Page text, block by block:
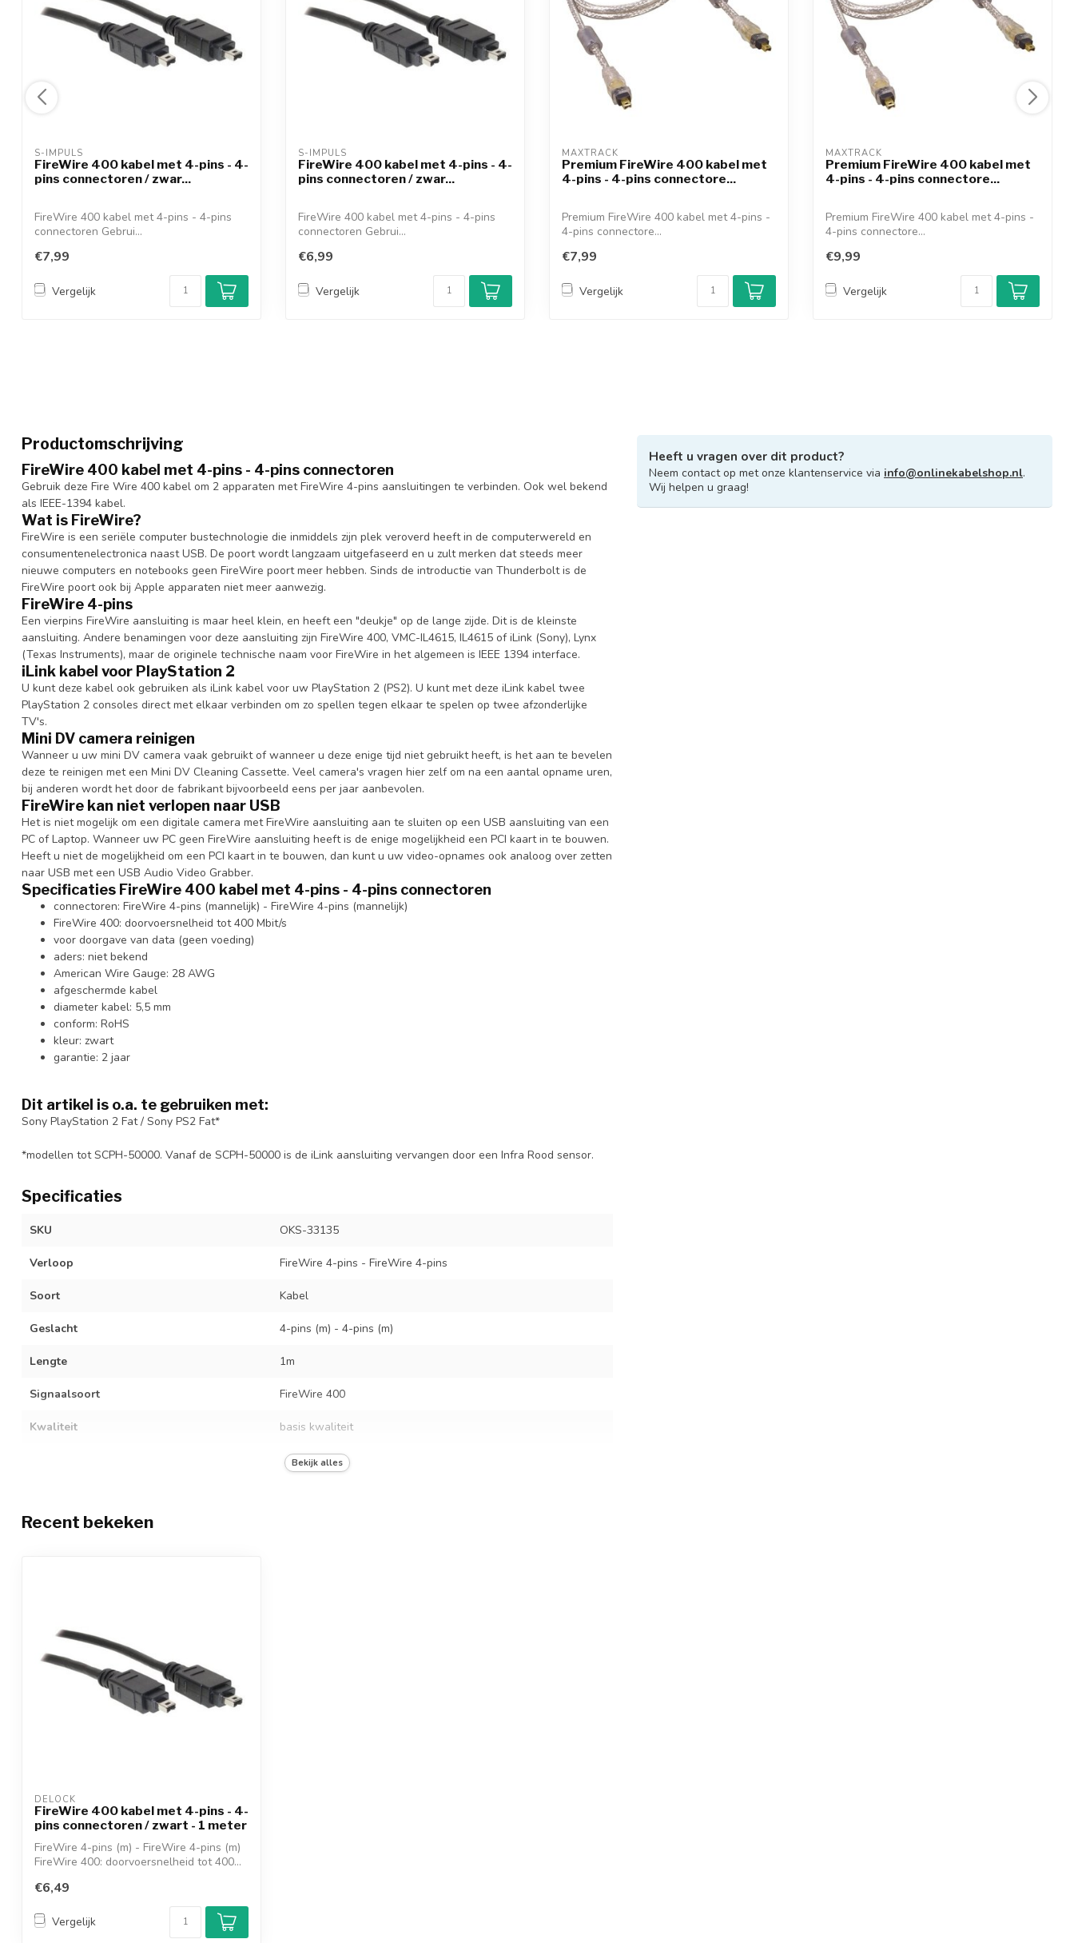
S-IMPULS
FireWire 400 kabel met 4-pins - 4-
pins connectoren / zwar...
FireWire 400 kabel met 4-pins - 4-pins
connectoren Gebrui...
€7,99
Vergelijk
S-IMPULS
FireWire 400 kabel met 4-pins - 4-
pins connectoren / zwar...
FireWire 400 kabel met 4-pins - 4-pins
connectoren Gebrui...
€6,99
Vergelijk
MAXTRACK
Premium FireWire 400 kabel met
4-pins - 4-pins connectore...
Premium FireWire 400 kabel met 4-pins -
4-pins connectore...
€7,99
Vergelijk
MAXTRACK
Premium FireWire 400 kabel met
4-pins - 4-pins connectore...
Premium FireWire 400 kabel met 4-pins -
4-pins connectore...
€9,99
Vergelijk
Productomschrijving
FireWire 400 kabel met 4-pins - 4-pins connectoren
Gebruik deze Fire Wire 400 kabel om 2 apparaten met FireWire 4-pins aansluitingen te verbinden. Ook wel bekend
als IEEE-1394 kabel.
Wat is FireWire?
FireWire is een seriële computer bustechnologie die inmiddels zijn plek veroverd heeft in de computerwereld en
consumentenelectronica naast USB. De poort wordt langzaam uitgefaseerd en u zult merken dat steeds meer
nieuwe computers en notebooks geen FireWire poort meer hebben. Sinds de introductie van Thunderbolt is de
FireWire poort ook bij Apple apparaten niet meer aanwezig.
FireWire 4-pins
Een vierpins FireWire aansluiting is maar heel klein, en heeft een "deukje" op de lange zijde. Dit is de kleinste
aansluiting. Andere benamingen voor deze aansluiting zijn FireWire 400, VMC-IL4615, IL4615 of iLink (Sony), Lynx
(Texas Instruments), maar de originele technische naam voor FireWire in het algemeen is IEEE 1394 interface.
iLink kabel voor PlayStation 2
U kunt deze kabel ook gebruiken als iLink kabel voor uw PlayStation 2 (PS2). U kunt met deze iLink kabel twee
PlayStation 2 consoles direct met elkaar verbinden om zo spellen tegen elkaar te spelen op twee afzonderlijke
TV's.
Mini DV camera reinigen
Wanneer u uw mini DV camera vaak gebruikt of wanneer u deze enige tijd niet gebruikt heeft, is het aan te bevelen
deze te reinigen met een Mini DV Cleaning Cassette. Veel camera's vragen hier zelf om na een aantal opname uren,
bij anderen wordt het door de fabrikant bijvoorbeeld eens per jaar aanbevolen.
FireWire kan niet verlopen naar USB
Het is niet mogelijk om een digitale camera met FireWire aansluiting aan te sluiten op een USB aansluiting van een
PC of Laptop. Wanneer uw PC geen FireWire aansluiting heeft is de enige mogelijkheid een PCI kaart in te bouwen.
Heeft u niet de mogelijkheid om een PCI kaart in te bouwen, dan kunt u uw video-opnames ook analoog over zetten
naar USB met een USB Audio Video Grabber.
Specificaties FireWire 400 kabel met 4-pins - 4-pins connectoren
connectoren: FireWire 4-pins (mannelijk) - FireWire 4-pins (mannelijk)
FireWire 400: doorvoersnelheid tot 400 Mbit/s
voor doorgave van data (geen voeding)
aders: niet bekend
American Wire Gauge: 28 AWG
afgeschermde kabel
diameter kabel: 5,5 mm
conform: RoHS
kleur: zwart
garantie: 2 jaar
Dit artikel is o.a. te gebruiken met:
Sony PlayStation 2 Fat / Sony PS2 Fat*
*modellen tot SCPH-50000. Vanaf de SCPH-50000 is de iLink aansluiting vervangen door een Infra Rood sensor.
Specificaties
SKU OKS-33135
Verloop FireWire 4-pins - FireWire 4-pins
Soort Kabel
Geslacht 4-pins (m) - 4-pins (m)
Lengte 1m
Signaalsoort FireWire 400
Kwaliteit basis kwaliteit
zwart
Kabelsoort
Bekijk alles
Heeft u vragen over dit product?
Neem contact op met onze klantenservice via info@onlinekabelshop.nl.
Wij helpen u graag!
Recent bekeken
DELOCK
FireWire 400 kabel met 4-pins - 4-
pins connectoren / zwart - 1 meter
FireWire 4-pins (m) - FireWire 4-pins (m)
FireWire 400: doorvoersnelheid tot 400...
€6,49
Vergelijk